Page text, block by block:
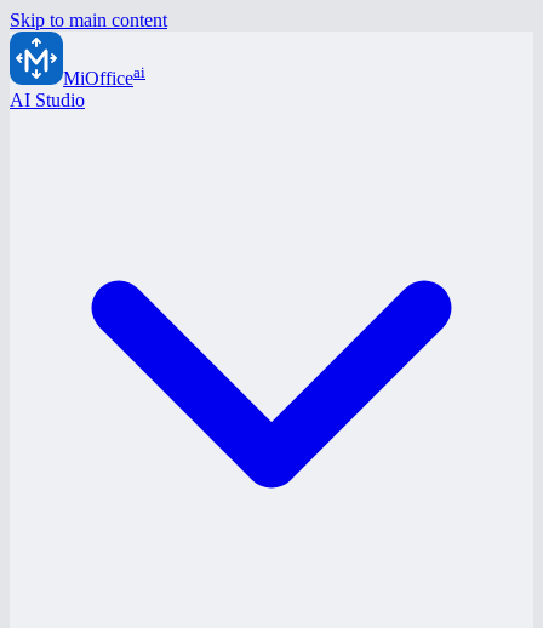
Skip to main content
MiOfficeai
AI Studio